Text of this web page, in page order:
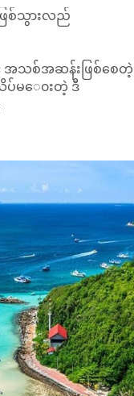
ာ့​ေ၀းနေပေမဲ့သွား
Kood ကျွန်းတွင်
Bay,Huang Nam
းကြောင့် လာရောက်
မဲ့ ကျွန်းဖြစ်ပါတယ်။
ယူအပန်းဖြေနိုင်ရန်
လည်းရှိပါတယ်။ရေ
သန္တာကျောက်
းလုပ်လို့ရပါသေး
စ်သွားလည်
အသစ်အဆန်းဖြစ်စေတဲ့
ပ်မ​ေ၀းတဲ့ ဒီ
ကျွန်းသည်
လို့လူသိများကြပါ
မ်းလန်းတ​ဲ့သစ်ပင်
သောသဲဖြူဖြူများရဲ့
Larn ကျွန်းရောက်ရ
စတဲ့တခြားလည်ပတ်
Board စီးခြင်း၊
တဲ့ Activities များ
ယ်။